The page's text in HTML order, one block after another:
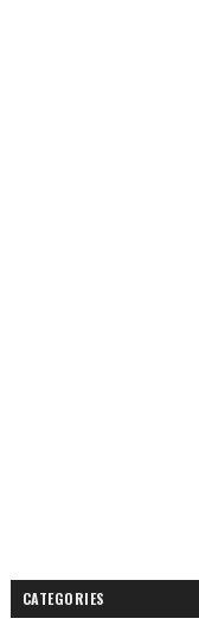
CATEGORIES